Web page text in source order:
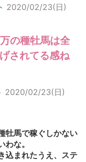
2020/02/23(日)
の種牡馬は全
されてる感ね
2020/02/23(日)
牡馬で稼ぐしかない
な。
込まれたうえ、ステ